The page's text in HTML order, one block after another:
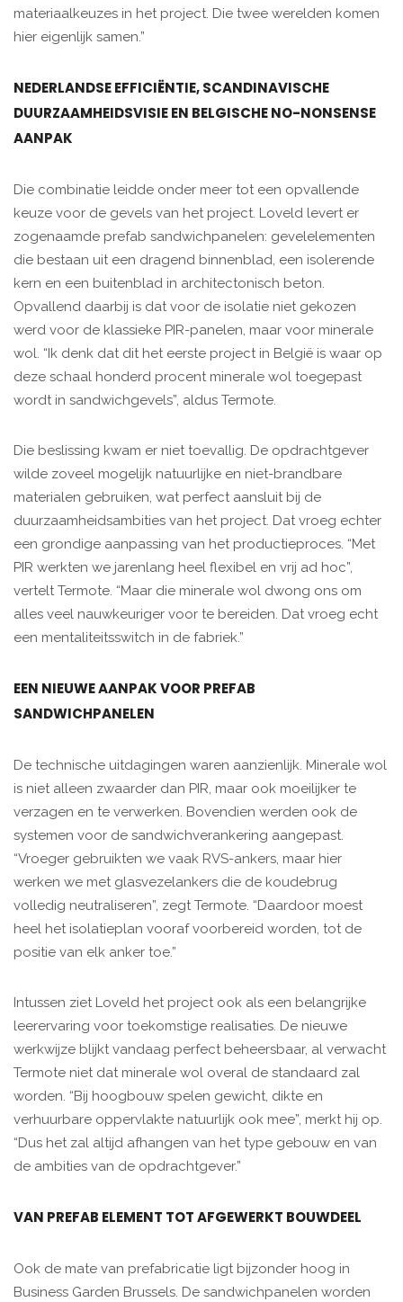
materiaalkeuzes in het project. Die twee werelden komen
hier eigenlijk samen.”
NEDERLANDSE EFFICIËNTIE, SCANDINAVISCHE
DUURZAAMHEIDSVISIE EN BELGISCHE NO-NONSENSE
AANPAK
Die combinatie leidde onder meer tot een opvallende
keuze voor de gevels van het project. Loveld levert er
zogenaamde prefab sandwichpanelen: gevelelementen
die bestaan uit een dragend binnenblad, een isolerende
kern en een buitenblad in architectonisch beton.
Opvallend daarbij is dat voor de isolatie niet gekozen
werd voor de klassieke PIR-panelen, maar voor minerale
wol. “Ik denk dat dit het eerste project in België is waar op
deze schaal honderd procent minerale wol toegepast
wordt in sandwichgevels”, aldus Termote.
Die beslissing kwam er niet toevallig. De opdrachtgever
wilde zoveel mogelijk natuurlijke en niet-brandbare
materialen gebruiken, wat perfect aansluit bij de
duurzaamheidsambities van het project. Dat vroeg echter
een grondige aanpassing van het productieproces. “Met
PIR werkten we jarenlang heel flexibel en vrij ad hoc”,
vertelt Termote. “Maar die minerale wol dwong ons om
alles veel nauwkeuriger voor te bereiden. Dat vroeg echt
een mentaliteitsswitch in de fabriek.”
EEN NIEUWE AANPAK VOOR PREFAB
SANDWICHPANELEN
De technische uitdagingen waren aanzienlijk. Minerale wol
is niet alleen zwaarder dan PIR, maar ook moeilijker te
verzagen en te verwerken. Bovendien werden ook de
systemen voor de sandwichverankering aangepast.
“Vroeger gebruikten we vaak RVS-ankers, maar hier
werken we met glasvezelankers die de koudebrug
volledig neutraliseren”, zegt Termote. “Daardoor moest
heel het isolatieplan vooraf voorbereid worden, tot de
positie van elk anker toe.”
Intussen ziet Loveld het project ook als een belangrijke
leerervaring voor toekomstige realisaties. De nieuwe
werkwijze blijkt vandaag perfect beheersbaar, al verwacht
Termote niet dat minerale wol overal de standaard zal
worden. “Bij hoogbouw spelen gewicht, dikte en
verhuurbare oppervlakte natuurlijk ook mee”, merkt hij op.
“Dus het zal altijd afhangen van het type gebouw en van
de ambities van de opdrachtgever.”
VAN PREFAB ELEMENT TOT AFGEWERKT BOUWDEEL
Ook de mate van prefabricatie ligt bijzonder hoog in
Business Garden Brussels. De sandwichpanelen worden